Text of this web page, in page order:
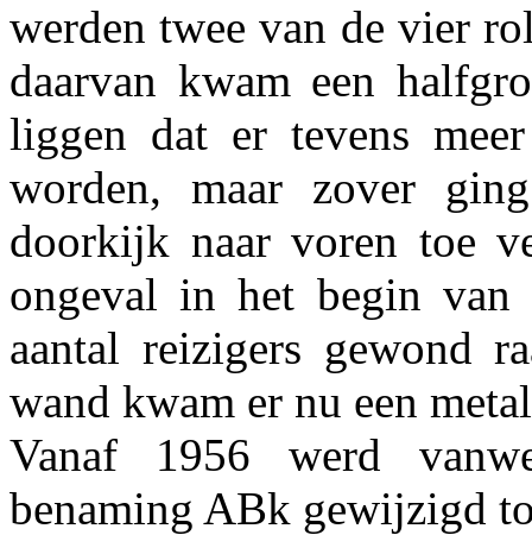
werden twee van de vier
daarvan kwam een
liggen dat er tevens meer
worden, maar zover
doorkijk naar voren toe
ongeval in het begin van
aantal reizigers gewond
wand kwam er nu een
Vanaf 1956 werd
benaming ABk gewijzigd